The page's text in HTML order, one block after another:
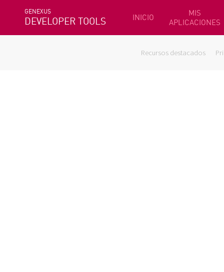
GENEXUS
DEVELOPER TOOLS INICIO
MIS
APLICACIONES
Recursos destacados